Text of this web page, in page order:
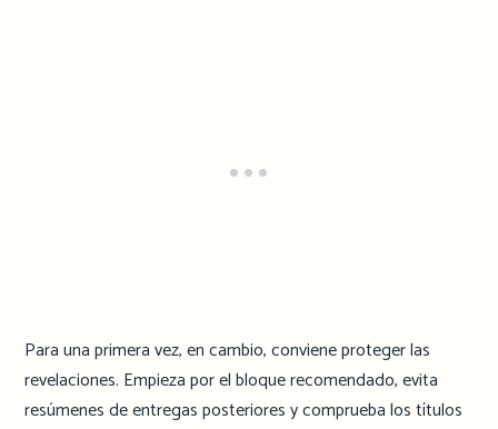
Para una primera vez, en cambio, conviene proteger las
revelaciones. Empieza por el bloque recomendado, evita
resúmenes de entregas posteriores y comprueba los títulos